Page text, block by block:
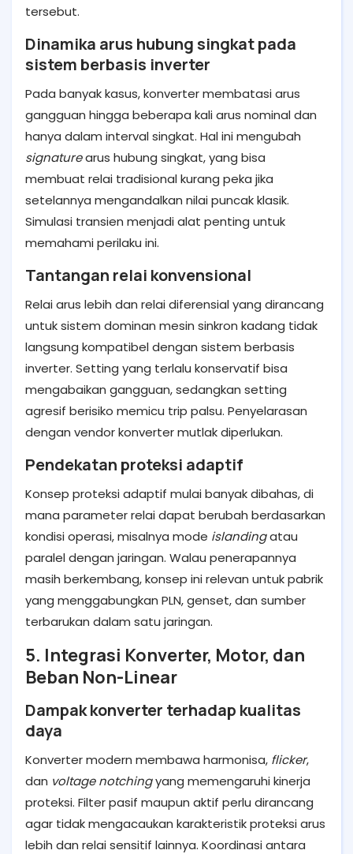
tersebut.
Dinamika arus hubung singkat pada
sistem berbasis inverter
Pada banyak kasus, konverter membatasi arus
gangguan hingga beberapa kali arus nominal dan
hanya dalam interval singkat. Hal ini mengubah
signaturearus hubung singkat, yang bisa
membuat relai tradisional kurang peka jika
setelannya mengandalkan nilai puncak klasik.
Simulasi transien menjadi alat penting untuk
memahami perilaku ini.
Tantangan relai konvensional
Relai arus lebih dan relai diferensial yang dirancang
untuk sistem dominan mesin sinkron kadang tidak
langsung kompatibel dengan sistem berbasis
inverter. Setting yang terlalu konservatif bisa
mengabaikan gangguan, sedangkan setting
agresif berisiko memicu trip palsu. Penyelarasan
dengan vendor konverter mutlak diperlukan.
Pendekatan proteksi adaptif
Konsep proteksi adaptif mulai banyak dibahas, di
mana parameter relai dapat berubah berdasarkan
kondisi operasi, misalnya mode islandingatau
paralel dengan jaringan. Walau penerapannya
masih berkembang, konsep ini relevan untuk pabrik
yang menggabungkan PLN, genset, dan sumber
terbarukan dalam satu jaringan.
5. Integrasi Konverter, Motor, dan
Beban Non-Linear
Dampak konverter terhadap kualitas
daya
Konverter modern membawa harmonisa, flicker,
dan voltage notchingyang memengaruhi kinerja
proteksi. Filter pasif maupun aktif perlu dirancang
agar tidak mengacaukan karakteristik proteksi arus
lebih dan relai sensitif lainnya. Koordinasi antara